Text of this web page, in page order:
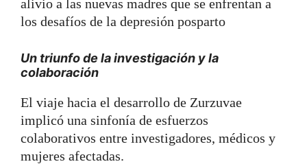
alivio a las nuevas madres que se enfrentan a
los desafíos de la depresión posparto
Un triunfo de la investigación y la
colaboración
El viaje hacia el desarrollo de Zurzuvae
implicó una sinfonía de esfuerzos
colaborativos entre investigadores, médicos y
mujeres afectadas.